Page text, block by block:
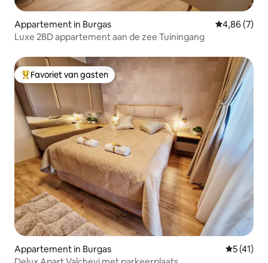
Appartement in Burgas Gemiddelde
4,86 (7)
Luxe 2BD appartement aan de zee Tuiningang
Topfavoriet van gasten
Favoriet van gasten
Appartement in Burgas
5 (41)